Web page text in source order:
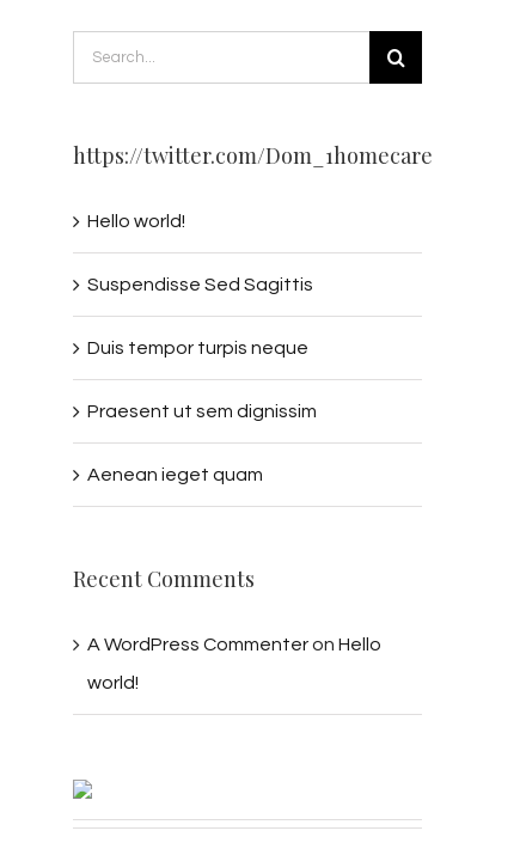
Search
for:
https://twitter.com/Dom_1homecare
Hello world!
Suspendisse Sed Sagittis
Duis tempor turpis neque
Praesent ut sem dignissim
Aenean ieget quam
Recent Comments
A WordPress Commenteron Hello
world!